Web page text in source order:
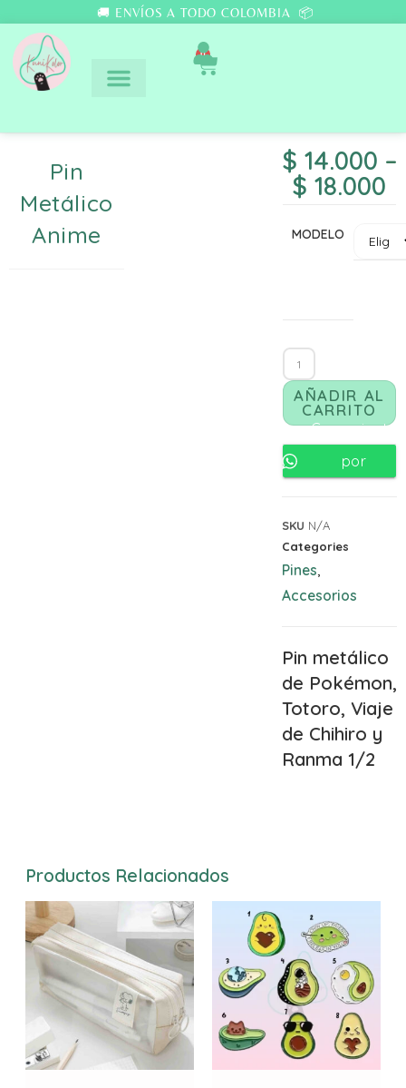
🚚 ENVÍOS A TODO COLOMBIA 📦
0
Pin
Metálico
Anime
$ 14.000 –
$ 18.000
MODELO
AÑADIR AL
CARRITO
Comunicate
por
SKU N/A
Categories
Pines
Accesorios
Pin metálico
de Pokémon,
Totoro, Viaje
de Chihiro y
Ranma 1/2
Productos Relacionados